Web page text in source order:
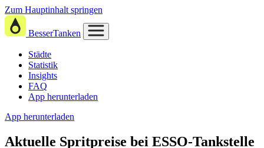
Zum Hauptinhalt springen
BesserTanken
Städte
Statistik
Insights
FAQ
App herunterladen
App herunterladen
Aktuelle Spritpreise bei ESSO-Tankstelle